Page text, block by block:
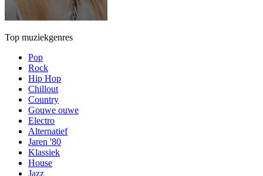
Top muziekgenres
Pop
Rock
Hip Hop
Chillout
Country
Gouwe ouwe
Electro
Alternatief
Jaren '80
Klassiek
House
Jazz